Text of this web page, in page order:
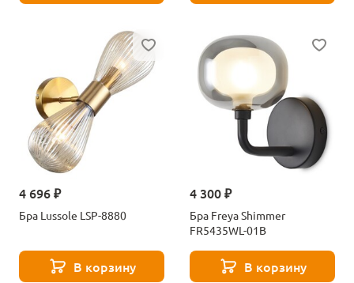
4 696 ₽
Бра Lussole LSP-8880
В корзину
4 300 ₽
Бра Freya Shimmer
FR5435WL-01B
В корзину